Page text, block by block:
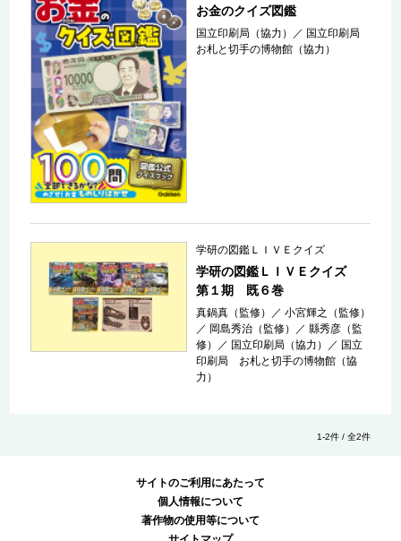
お金のクイズ図鑑
国立印刷局（協力） ／ 国立印刷局
お札と切手の博物館（協力）
学研の図鑑ＬＩＶＥクイズ
学研の図鑑ＬＩＶＥクイズ
第１期 既６巻
真鍋真（監修） ／小宮輝之（監修）
／ 岡島秀治（監修） ／縣秀彦（監
修）
／ 国立印刷局（協力） ／ 国立
印刷局 お札と切手の博物館（協
力）
1-2件 / 全2件
サイトのご利用にあたって
個人情報について
著作物の使用等について